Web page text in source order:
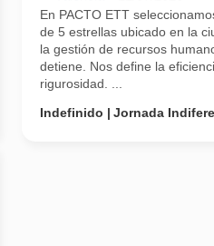
En PACTO ETT
de 5 estrellas ubicado en la
la gestión de recursos
detiene. Nos define la
rigurosidad. ...
Indefinido
Jornada